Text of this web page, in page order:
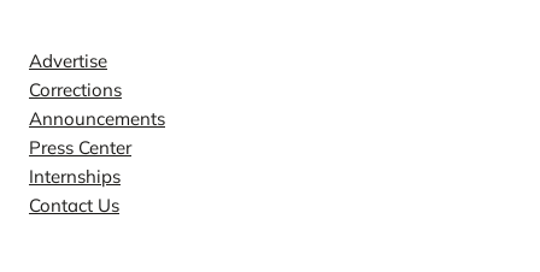
Advertise
Corrections
Announcements
Press Center
Internships
Contact Us